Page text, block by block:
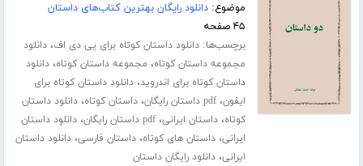
موضوع:دانلود رایگان بهترین کتاب‌های داستان
۴۵ صفحه
برچسب‌ها:دانلود داستان کوتاه برای پی دی اف،دانلود
مجموعه داستان کوتاه، مجموعه داستان کوتاه،دانلود
داستان کوتاه برای اندروید،دانلود داستان کوتاه برای
ایفون،pdf داستان رایگان ،داستان کوتاه،دانلود داستان
کوتاه،داستان ایرانی،pdf داستان رایگان ،دانلود داستان
ایرانی،داستان های کوتاه،داستان فارسی،دانلود داستان
ایرانی،دانلود رایگان داستان